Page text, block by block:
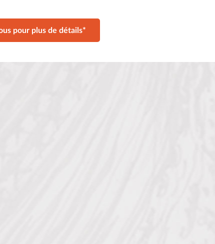
pour plus de détails*